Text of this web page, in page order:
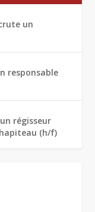
un
responsable
régisseur
(h/f)